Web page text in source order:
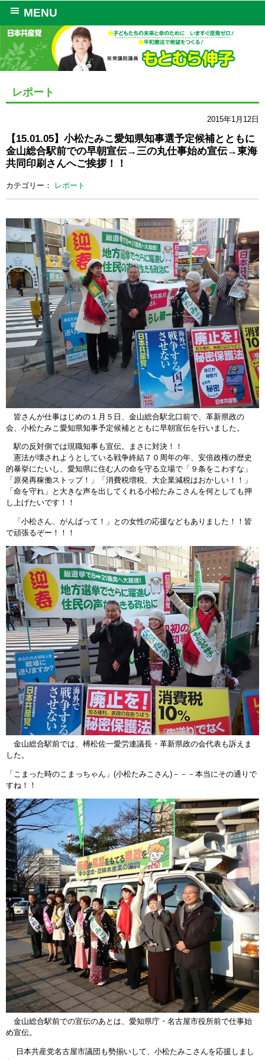
MENU
レポート
2015年1月12日
【15.01.05】小松たみこ愛知県知事選予定候補とともに
金山総合駅前での早朝宣伝→三の丸仕事始め宣伝→東海
共同印刷さんへご挨拶！！
カテゴリー： レポート
皆さんが仕事はじめの１月５日、金山総合駅北口前で、革新県政の
会、小松たみこ愛知県知事予定候補とともに早朝宣伝を行いました。
駅の反対側では現職知事も宣伝。まさに対決！！
憲法が壊されようとしている戦争終結７０周年の年、安倍政権の歴史
的暴挙にたいし、愛知県に住む人の命を守る立場で「９条をこわすな」
「原発再稼働ストップ！」「消費税増税、大企業減税はおかしい！！」
「命を守れ」と大きな声を出してくれる小松たみこさんを何としても押
し上げたいです！！
「小松さん、がんばって！」との女性の応援などもありました！！皆
で頑張るぞー！！！
金山総合駅前では、榑松佐一愛労連議長・革新県政の会代表も訴えま
した。
「こまった時のこまっちゃん」(小松たみこさん)－－－本当にその通りで
すね！！
金山総合駅前での宣伝のあとは、愛知県庁・名古屋市役所前で仕事始
め宣伝。
日本共産党名古屋市議団も勢揃いして、小松たみこさんを応援しまし